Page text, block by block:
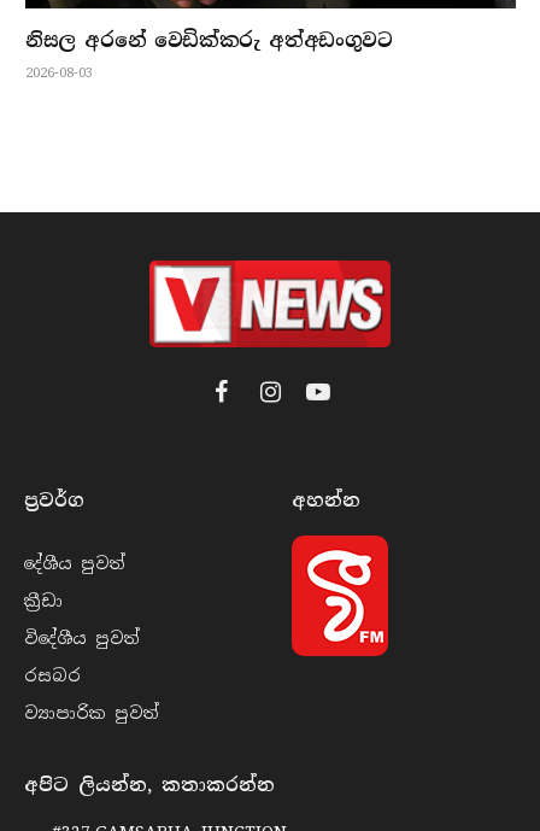
නිසල අරනේ වෙඩික්කරු අත්අඩංගුවට
2026-08-03
FacebookInstagramYouTube
ප්‍රවර්​ග
දේශීය පුව​ත්
ක්‍රී​ඩා
විදේශීය පුව​ත්
රසබ​ර
ව්‍යාපාරික පුව​ත්
අහන්​න
අපිට ලියන්න, කතාකරන්න